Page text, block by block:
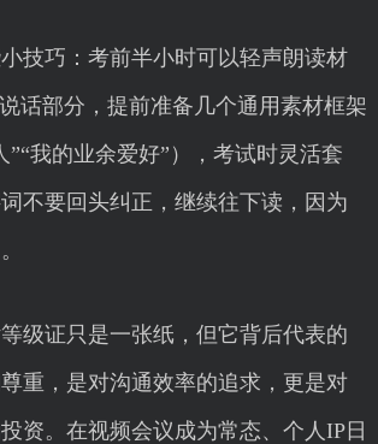
技巧：考前半小时可以轻声朗读材
话部分，提前准备几个通用素材框架
”“我的业余爱好”），考试时灵活套
不要回头纠正，继续往下读，因为
级证只是一张纸，但它背后代表的
重，是对沟通效率的追求，更是对
资。在视频会议成为常态、个人IP日